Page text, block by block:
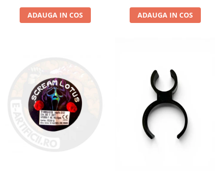
ADAUGA IN COS ADAUGA IN COS